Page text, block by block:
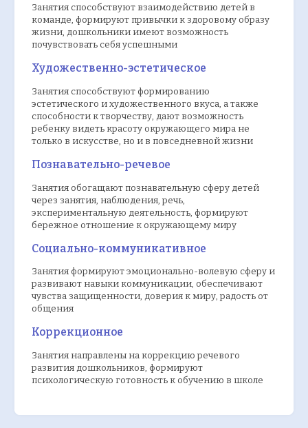
Занятия способствуют взаимодействию детей в
команде, формируют привычки к здоровому образу
жизни, дошкольники имеют возможность
почувствовать себя успешными
Художественно-эстетическое
Занятия способствуют формированию
эстетического и художественного вкуса, а также
способности к творчеству, дают возможность
ребенку видеть красоту окружающего мира не
только в искусстве, но и в повседневной жизни
Познавательно-речевое
Занятия обогащают познавательную сферу детей
через занятия, наблюдения, речь,
экспериментальную деятельность, формируют
бережное отношение к окружающему миру
Социально-коммуникативное
Занятия формируют эмоционально-волевую сферу и
развивают навыки коммуникации, обеспечивают
чувства защищенности, доверия к миру, радость от
общения
Коррекционное
Занятия направлены на коррекцию речевого
развития дошкольников, формируют
психологическую готовность к обучению в школе